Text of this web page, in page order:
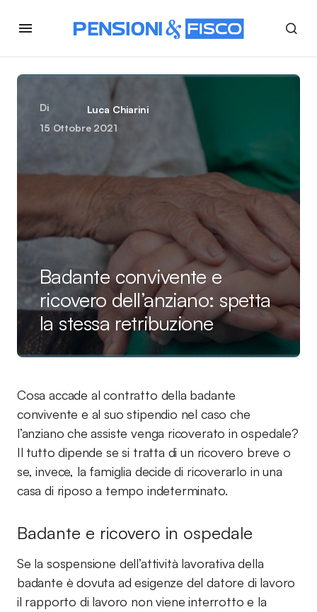
Di
Luca Chiarini
15 Ottobre 2021
Badante convivente e
ricovero dell’anziano: spetta
la stessa retribuzione
Cosa accade al contratto della badante
convivente e al suo stipendio nel caso che
l’anziano che assiste venga ricoverato in ospedale?
Il tutto dipende se si tratta di un ricovero breve o
se, invece, la famiglia decide di ricoverarlo in una
casa di riposo a tempo indeterminato.
Badante e ricovero in ospedale
Se la sospensione dell’attività lavorativa della
badante è dovuta ad esigenze del datore di lavoro
il rapporto di lavoro non viene interrotto e la